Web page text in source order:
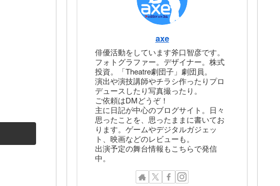
axe
俳優活動をしています斧口智彦です。
フォトグラファー。デザイナー。株式
投資。「Theatre劇団子」劇団員。
演出や演技講師やチラシ作ったりプロ
デュースしたり写真撮ったり。
ご依頼はDMどうぞ！
主に日記が中心のブログサイト。日々
思ったことを、思ったままに書いてお
ります。ゲームやデジタルガジェッ
ト、映画などのレビューも。
出演予定の舞台情報もこちらで発信
中。